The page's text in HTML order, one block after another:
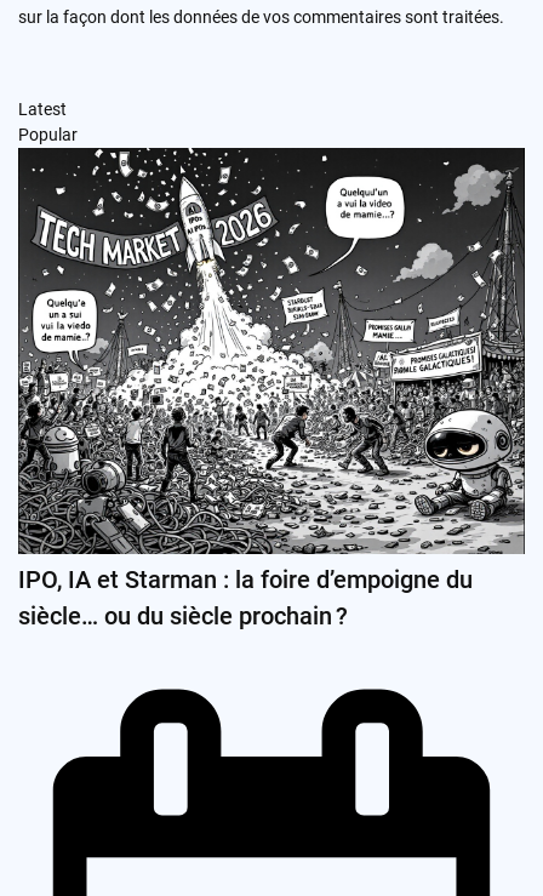
sur la façon dont les données de vos commentaires sont traitées.
Latest
Popular
IPO, IA et Starman : la foire d’empoigne du
siècle… ou du siècle prochain ?